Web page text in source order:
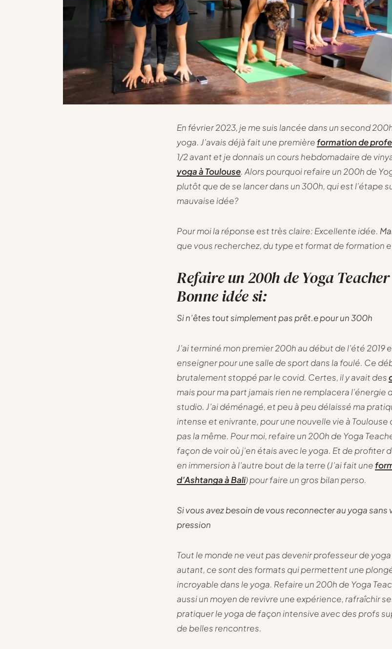
En février 2023, je me suis lancée dans un second
yoga. J’avais déjà fait une première formation de
1/2 avant et je donnais un cours hebdomadaire de
yoga à Toulouse. Alors pourquoi refaire un 200h de
plutôt que de se lancer dans un 300h, qui est l’étape
mauvaise idée?
Pour moi la réponse est très claire: Excellente idée.
que vous recherchez, du type et format de formation
Refaire un 200h de Yoga
Bonne idée si:
Si n’êtes tout simplement pas prêt.e pour un 300h
J’ai terminé mon premier 200h au début de l’été 2019
enseigner pour une salle de sport dans la foulé. Ce
brutalement stoppé par le covid. Certes, il y avait des
mais pour ma part jamais rien ne remplacera l’énergie
studio. J’ai déménagé, et peu à peu délaissé ma
intense et enivrante, pour une nouvelle vie à Toulouse
pas la même. Pour moi, refaire un 200h de Yoga
façon de voir où j’en étais avec le yoga. Et de profiter
en immersion à l’autre bout de la terre (J’ai fait une
d’Ashtanga à Bali) pour faire un gros bilan perso.
Si vous avez besoin de vous reconnecter au yoga
pression
Tout le monde ne veut pas devenir professeur de
autant, ce sont des formats qui permettent une
incroyable dans le yoga. Refaire un 200h de Yoga
aussi un moyen de revivre une expérience, rafraîchir
pratiquer le yoga de façon intensive avec des profs
de belles rencontres.